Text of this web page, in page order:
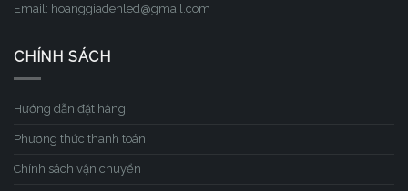
Email: hoanggiadenled@gmail.com
CHÍNH SÁCH
Hướng dẫn đặt hàng
Phương thức thanh toán
Chính sách vận chuyển